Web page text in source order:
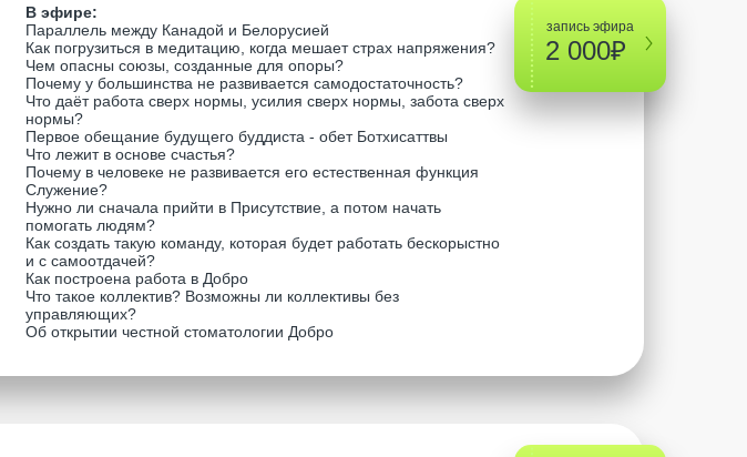
В эфире:
Параллель между Канадой и Белорусией
Как погрузиться в медитацию, когда мешает страх напряжения?
Чем опасны союзы, созданные для опоры?
Почему у большинства не развивается самодостаточность?
Что даёт работа сверх нормы, усилия сверх нормы, забота сверх
нормы?
Первое обещание будущего буддиста - обет Ботхисаттвы
Что лежит в основе счастья?
Почему в человеке не развивается его естественная функция
Служение?
Нужно ли сначала прийти в Присутствие, а потом начать
помогать людям?
Как создать такую команду, которая будет работать бескорыстно
и с самоотдачей?
Как построена работа в Добро
Что такое коллектив? Возможны ли коллективы без
управляющих?
Об открытии честной стоматологии Добро
запись эфира
2 000₽